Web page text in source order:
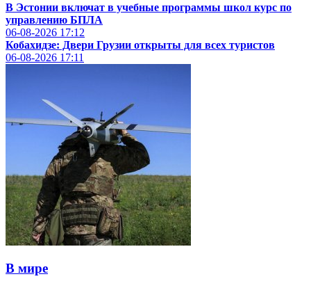
В Эстонии включат в учебные программы школ курс по
управлению БПЛА
06-08-2026 17:12
Кобахидзе: Двери Грузии открыты для всех туристов
06-08-2026 17:11
В мире